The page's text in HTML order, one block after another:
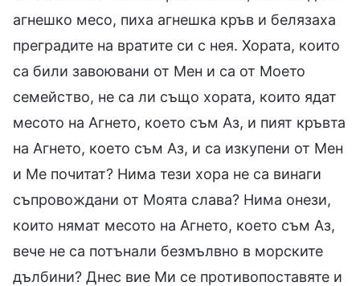
агнешко месо, пиха агнешка кръв и белязаха
преградите на вратите си с нея. Хората, които
са били завоювани от Мен и са от Моето
семейство, не са ли също хората, които ядат
месото на Агнето, което съм Аз, и пият кръвта
на Агнето, което съм Аз, и са изкупени от Мен
и Ме почитат? Нима тези хора не са винаги
съпровождани от Моята слава? Нима онези,
които нямат месото на Агнето, което съм Аз,
вече не са потънали безмълвно в морските
дълбини? Днес вие Ми се противопоставяте и